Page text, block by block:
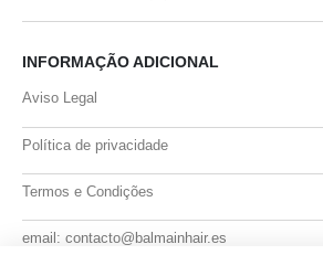
INFORMAÇÃO ADICIONAL
Aviso Legal
Política de privacidade
Termos e Condições
email: contacto@balmainhair.es